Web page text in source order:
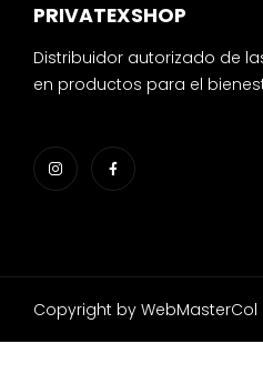
PRIVATEXSHOP
Distribuidor autorizado de
en productos para el
Copyright by WebMasterCol